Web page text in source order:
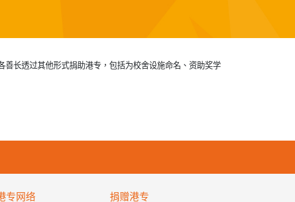
长透过其他形式捐助港专，包括为校舍设施命名、资助奖学
专网络 捐赠港专